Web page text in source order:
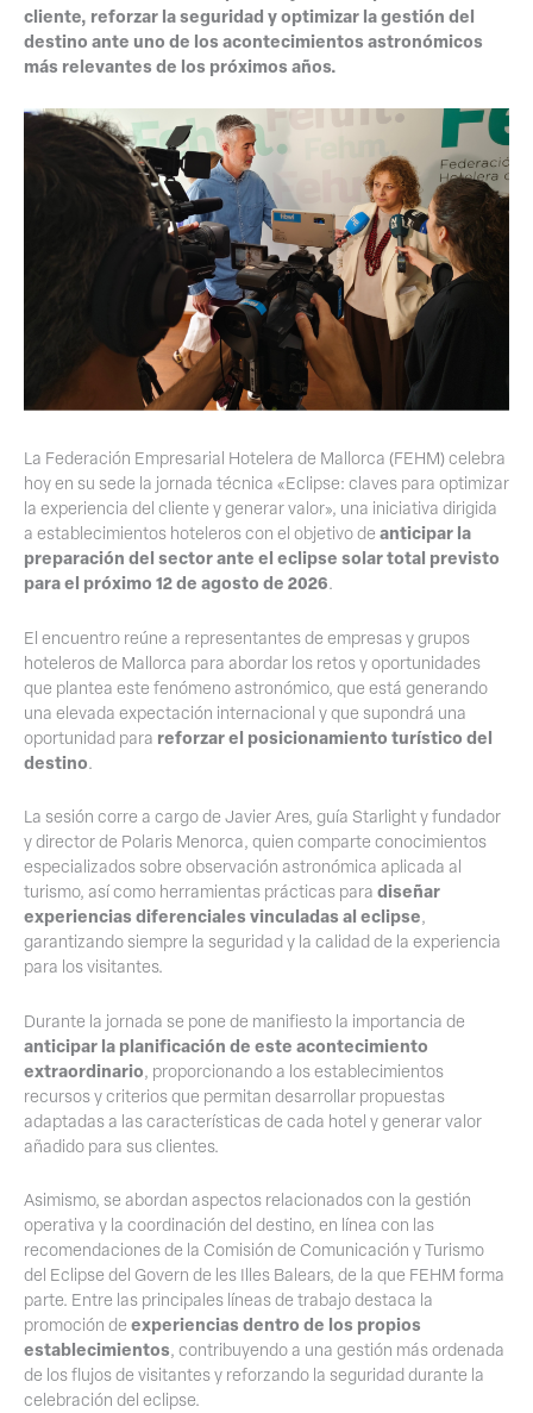
cliente, reforzar la seguridad y optimizar la gestión del
destino ante uno de los acontecimientos astronómicos
más relevantes de los próximos años.
La Federación Empresarial Hotelera de Mallorca (FEHM) celebra
hoy en su sede la jornada técnica «Eclipse: claves para optimizar
la experiencia del cliente y generar valor», una iniciativa dirigida
a establecimientos hoteleros con el objetivo de anticipar la
preparación del sector ante el eclipse solar total previsto
para el próximo 12 de agosto de 2026.
El encuentro reúne a representantes de empresas y grupos
hoteleros de Mallorca para abordar los retos y oportunidades
que plantea este fenómeno astronómico, que está generando
una elevada expectación internacional y que supondrá una
oportunidad para reforzar el posicionamiento turístico del
destino.
La sesión corre a cargo de Javier Ares, guía Starlight y fundador
y director de Polaris Menorca, quien comparte conocimientos
especializados sobre observación astronómica aplicada al
turismo, así como herramientas prácticas para diseñar
experiencias diferenciales vinculadas al eclipse,
garantizando siempre la seguridad y la calidad de la experiencia
para los visitantes.
Durante la jornada se pone de manifiesto la importancia de
anticipar la planificación de este acontecimiento
extraordinario, proporcionando a los establecimientos
recursos y criterios que permitan desarrollar propuestas
adaptadas a las características de cada hotel y generar valor
añadido para sus clientes.
Asimismo, se abordan aspectos relacionados con la gestión
operativa y la coordinación del destino, en línea con las
recomendaciones de la Comisión de Comunicación y Turismo
del Eclipse del Govern de les Illes Balears, de la que FEHM forma
parte. Entre las principales líneas de trabajo destaca la
promoción de experiencias dentro de los propios
establecimientos, contribuyendo a una gestión más ordenada
de los flujos de visitantes y reforzando la seguridad durante la
celebración del eclipse.